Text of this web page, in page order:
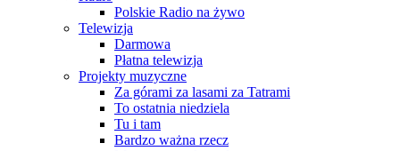
Polskie Radio na żywo
Telewizja
Darmowa
Płatna telewizja
Projekty muzyczne
Za górami za lasami za Tatrami
To ostatnia niedziela
Tu i tam
Bardzo ważna rzecz